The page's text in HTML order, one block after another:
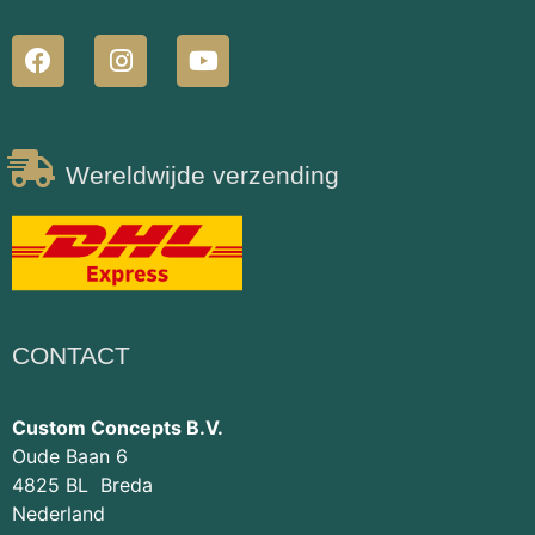
Wereldwijde verzending
CONTACT
Custom Concepts B.V.
Oude Baan 6
4825 BL Breda
Nederland